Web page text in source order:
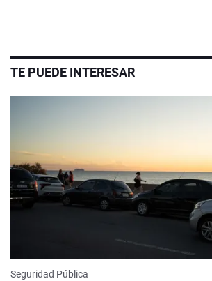
TE PUEDE INTERESAR
Seguridad Pública